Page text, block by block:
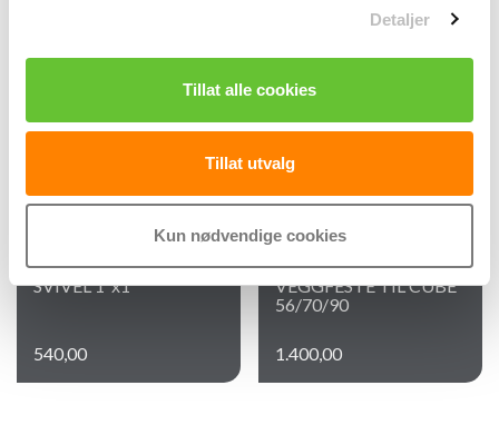
Detaljer
Tillat alle cookies
Tillat utvalg
Kun nødvendige cookies
SVIVEL 1″x1″
540,00
VEGGFESTE TIL CUBE
56/70/90
1.400,00